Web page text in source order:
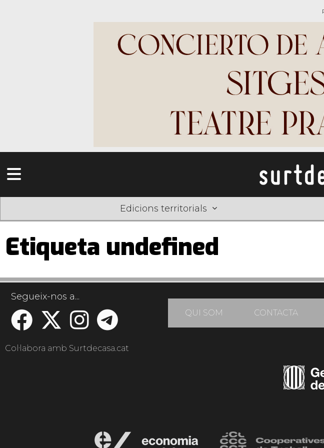
Edicions territorials
Etiqueta undefined
Segueix-nos a...
QUI SOM CONTACTA
Col·labora amb Surtdecasa.cat